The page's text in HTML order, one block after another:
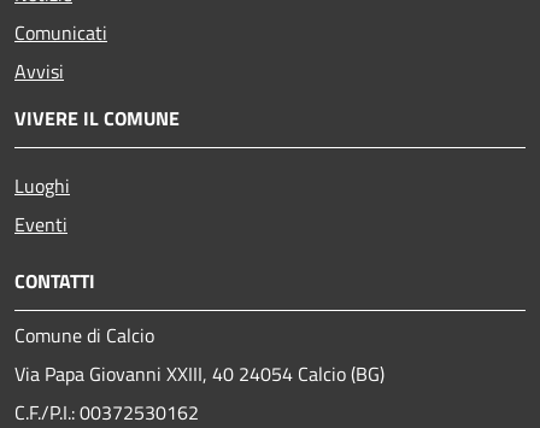
Comunicati
Avvisi
VIVERE IL COMUNE
Luoghi
Eventi
CONTATTI
Comune di Calcio
Via Papa Giovanni XXIII, 40 24054 Calcio (BG)
C.F./P.I.: 00372530162